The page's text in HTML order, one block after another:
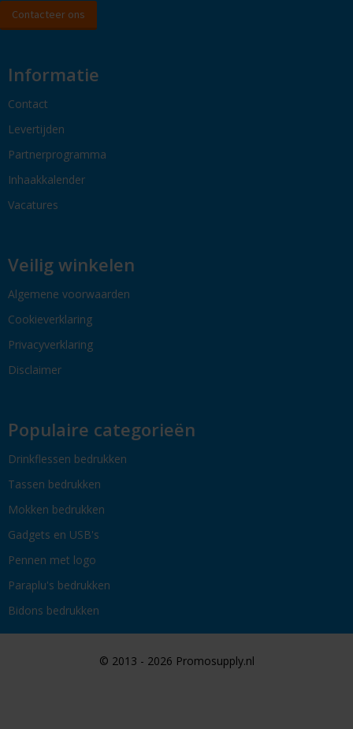
Contacteer ons
Informatie
Contact
Levertijden
Partnerprogramma
Inhaakkalender
Vacatures
Veilig winkelen
Algemene voorwaarden
Cookieverklaring
Privacyverklaring
Disclaimer
Populaire categorieën
Drinkflessen bedrukken
Tassen bedrukken
Mokken bedrukken
Gadgets en USB's
Pennen met logo
Paraplu's bedrukken
Bidons bedrukken
© 2013 - 2026 Promosupply.nl